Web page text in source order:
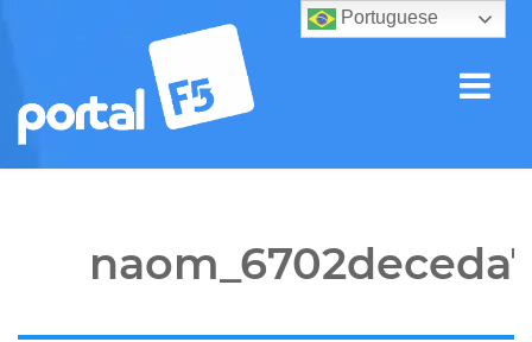
Portuguese